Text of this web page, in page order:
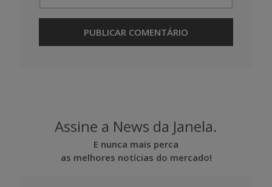
Assine a News da Janela.
E nunca mais perca
as melhores notícias do mercado!